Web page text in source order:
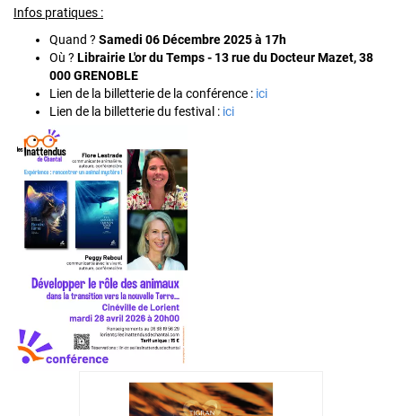
Infos pratiques :
Quand ? Samedi 06 Décembre 2025 à 17h
Où ? Librairie L'or du Temps - 13 rue du Docteur Mazet, 38
000 GRENOBLE
Lien de la billetterie de la conférence : ici
Lien de la billetterie du festival : ici